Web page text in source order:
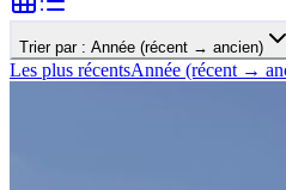
Trier par : Année (récent → ancien)
Les plus récentsAnnée (récent →